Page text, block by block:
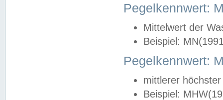
Pegelkennwert:
Mittelwert der
Beispiel:
Pegelkennwert:
mittlerer
Beispiel: